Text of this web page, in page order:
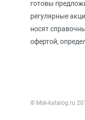
готовы
регулярные
носят
офертой,
© Msk-katalog.ru